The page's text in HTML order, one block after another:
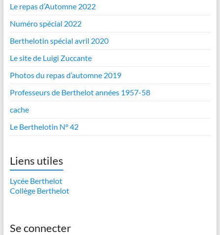
Le repas d’Automne 2022
Numéro spécial 2022
Berthelotin spécial avril 2020
Le site de Luigi Zuccante
Photos du repas d’automne 2019
Professeurs de Berthelot années 1957-58
cache
Le Berthelotin N° 42
Liens utiles
Lycée Berthelot
Collège Berthelot
Se connecter